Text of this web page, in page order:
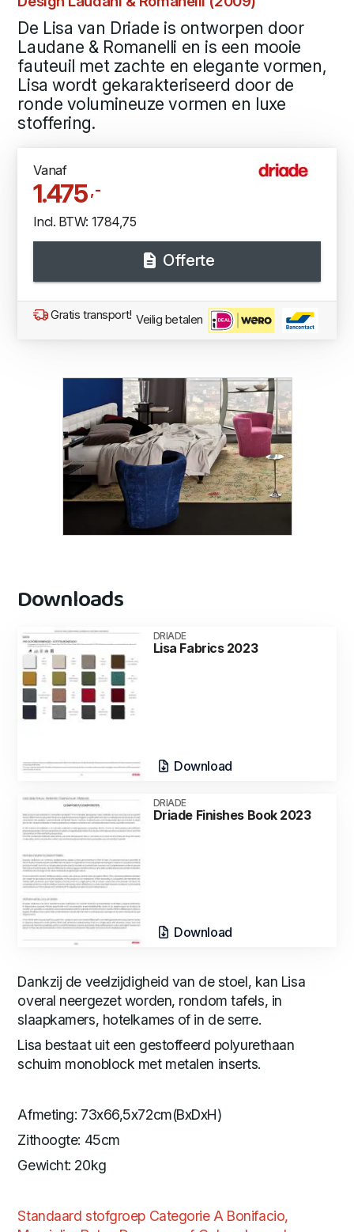
De Lisa van Driade is ontworpen door
Laudane & Romanelli en is een mooie
fauteuil met zachte en elegante vormen,
Lisa wordt gekarakteriseerd door de
ronde volumineuze vormen en luxe
stoffering.
Vanaf
1.475,-
Incl. BTW: 1784,75
Offerte
Gratis transport! Veilig betalen
Downloads
DRIADE
Lisa Fabrics 2023
Download
DRIADE
Driade Finishes Book 2023
Download
Dankzij de veelzijdigheid van de stoel, kan Lisa
overal neergezet worden, rondom tafels, in
slaapkamers, hotelkames of in de serre.
Lisa bestaat uit een gestoffeerd polyurethaan
schuim monoblock met metalen inserts.
Afmeting: 73x66,5x72cm(BxDxH)
Zithoogte: 45cm
Gewicht: 20kg
Standaard stofgroep Categorie A Bonifacio,